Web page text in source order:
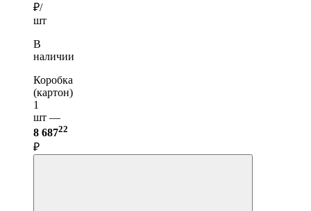
₽/
шт
В
наличии
Коробка
(картон)
1
шт —
8 68722
₽